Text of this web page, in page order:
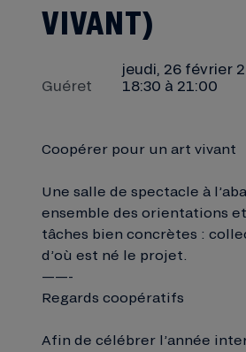
VIVANT)
Guéret
jeudi, 26 février
18:30 à 21:00
Coopérer pour un art vivant
Une salle de spectacle à
ensemble des orientations
tâches bien concrètes :
d’où est né le projet.
——-
Regards coopératifs
Afin de célébrer l’année